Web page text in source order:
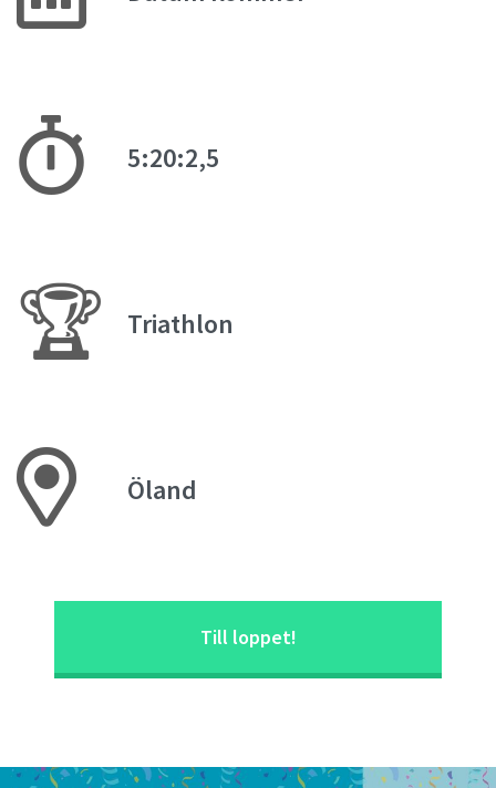
5:20:2,5
🏆 Triathlon
Öland
Till loppet!